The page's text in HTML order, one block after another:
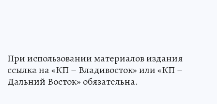
При использовании материалов издания
ссылка на «КП – Владивосток» или «КП –
Дальний Восток» обязательна.